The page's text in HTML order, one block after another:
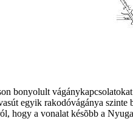
bonyolult
egyik rakodóvágánya
hogy a vonalat késõbb a